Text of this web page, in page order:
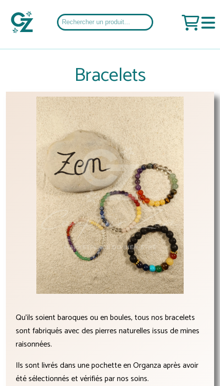
Bracelets
Qu'ils soient baroques ou en boules, tous nos bracelets
sont fabriqués avec des pierres naturelles issus de mines
raisonnées.
Ils sont livrés dans une pochette en Organza après avoir
été sélectionnés et vérifiés par nos soins.